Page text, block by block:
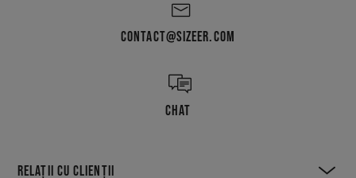
CONTACT@SIZEER.COM
CHAT
RELAȚII CU CLIENȚII